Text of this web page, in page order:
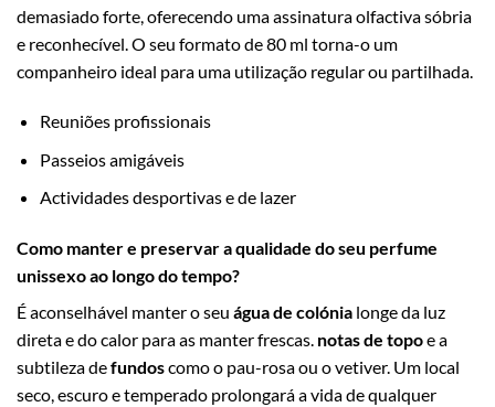
demasiado forte, oferecendo uma assinatura olfactiva sóbria
e reconhecível. O seu formato de 80 ml torna-o um
companheiro ideal para uma utilização regular ou partilhada.
Reuniões profissionais
Passeios amigáveis
Actividades desportivas e de lazer
Como manter e preservar a qualidade do seu perfume
unissexo ao longo do tempo?
É aconselhável manter o seu água de colónia longe da luz
direta e do calor para as manter frescas. notas de topoe a
subtileza defundoscomo o pau-rosa ou o vetiver. Um local
seco, escuro e temperado prolongará a vida de qualquer